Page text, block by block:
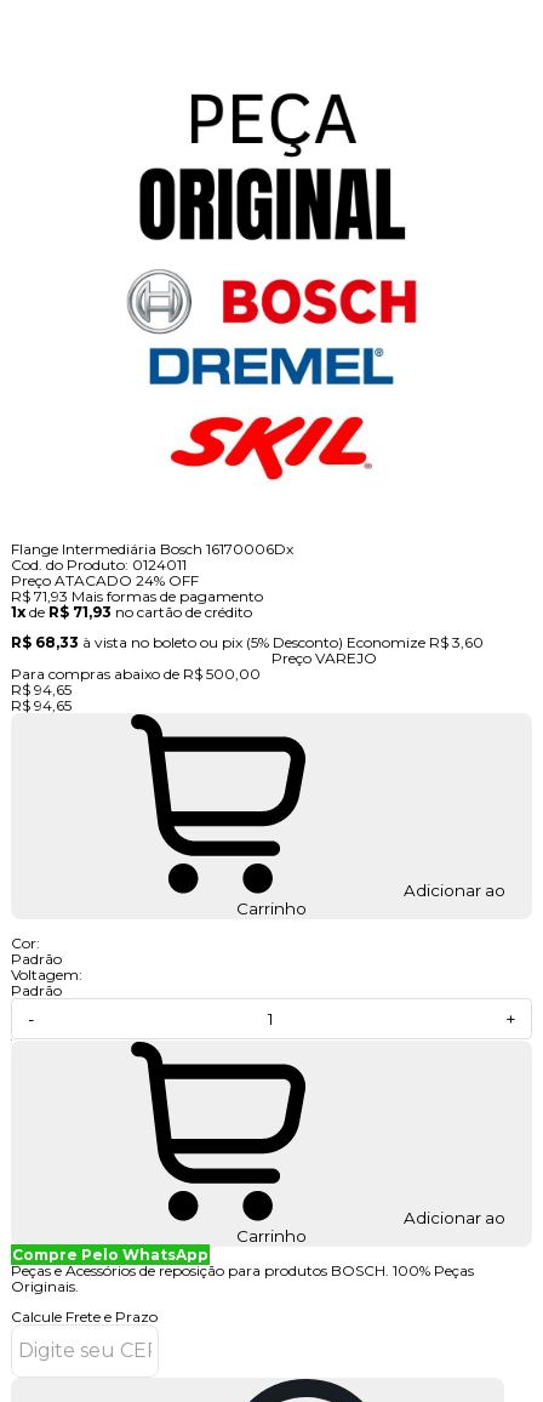
Flange Intermediária Bosch 16170006Dx
Cod. do Produto: 0124011
Preço ATACADO 24% OFF
R$ 71,93 Mais formas de pagamento
1xde R$ 71,93 no cartão de crédito
R$ 68,33 à vista no boleto ou pix (5% Desconto) Economize R$ 3,60
Preço VAREJO
Para compras abaixo de R$ 500,00
R$ 94,65
R$ 94,65
Adicionar ao
Carrinho
Cor:
Padrão
Voltagem:
Padrão
- +
Adicionar ao
Carrinho
Compre Pelo WhatsApp
Peças e Acessórios de reposição para produtos BOSCH. 100% Peças
Originais.
Calcule Frete e Prazo